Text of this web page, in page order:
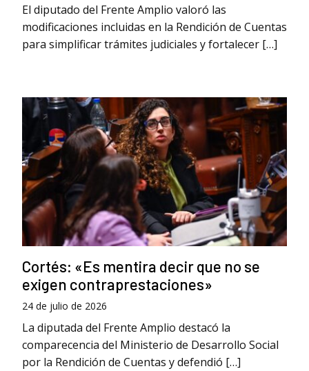
El diputado del Frente Amplio valoró las
modificaciones incluidas en la Rendición de Cuentas
para simplificar trámites judiciales y fortalecer […]
Cortés: «Es mentira decir que no se
exigen contraprestaciones»
24 de julio de 2026
La diputada del Frente Amplio destacó la
comparecencia del Ministerio de Desarrollo Social
por la Rendición de Cuentas y defendió […]